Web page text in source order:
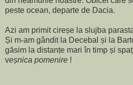
peste ocean, departe de Dacia.
Azi am primit cireșe la slujba
Și m-am gândit la Decebal și la
găsim la distanțe mari în timp și
veșnica pomenire !